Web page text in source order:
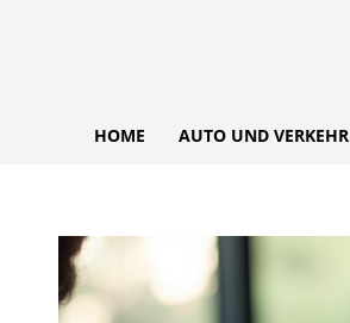
HOME AUTO UND VERKEHR